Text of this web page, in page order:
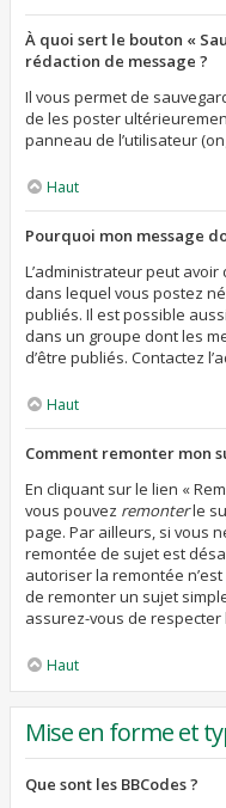
À quoi sert le bouton «
rédaction de message ?
Il vous permet de
de les poster
panneau de l’utilisateur
Haut
Pourquoi mon message
L’administrateur peut
dans lequel vous postez
publiés. Il est possible
dans un groupe dont les
d’être publiés. Contactez
Haut
Comment remonter mon
En cliquant sur le lien «
vous pouvez remonterle
page. Par ailleurs, si vous
remontée de sujet est
autoriser la remontée
de remonter un sujet
assurez-vous de
Haut
Mise en forme et
Que sont les BBCodes ?